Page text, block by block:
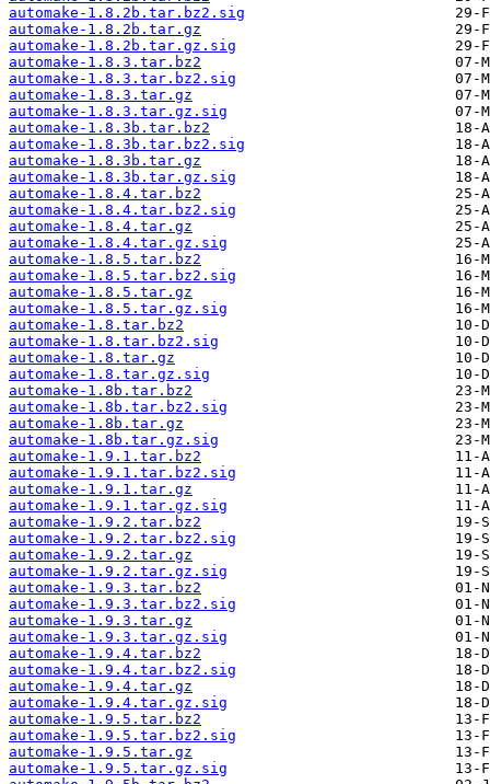
automake-1.8.2b.tar.bz2.sig
automake-1.8.2b.tar.gz
automake-1.8.2b.tar.gz.sig
automake-1.8.3.tar.bz2
automake-1.8.3.tar.bz2.sig
automake-1.8.3.tar.gz
automake-1.8.3.tar.gz.sig
automake-1.8.3b.tar.bz2
automake-1.8.3b.tar.bz2.sig
automake-1.8.3b.tar.gz
automake-1.8.3b.tar.gz.sig
automake-1.8.4.tar.bz2
automake-1.8.4.tar.bz2.sig
automake-1.8.4.tar.gz
automake-1.8.4.tar.gz.sig
automake-1.8.5.tar.bz2
automake-1.8.5.tar.bz2.sig
automake-1.8.5.tar.gz
automake-1.8.5.tar.gz.sig
automake-1.8.tar.bz2
automake-1.8.tar.bz2.sig
automake-1.8.tar.gz
automake-1.8.tar.gz.sig
automake-1.8b.tar.bz2
automake-1.8b.tar.bz2.sig
automake-1.8b.tar.gz
automake-1.8b.tar.gz.sig
automake-1.9.1.tar.bz2
automake-1.9.1.tar.bz2.sig
automake-1.9.1.tar.gz
automake-1.9.1.tar.gz.sig
automake-1.9.2.tar.bz2
automake-1.9.2.tar.bz2.sig
automake-1.9.2.tar.gz
automake-1.9.2.tar.gz.sig
automake-1.9.3.tar.bz2
automake-1.9.3.tar.bz2.sig
automake-1.9.3.tar.gz
automake-1.9.3.tar.gz.sig
automake-1.9.4.tar.bz2
automake-1.9.4.tar.bz2.sig
automake-1.9.4.tar.gz
automake-1.9.4.tar.gz.sig
automake-1.9.5.tar.bz2
automake-1.9.5.tar.bz2.sig
automake-1.9.5.tar.gz
automake-1.9.5.tar.gz.sig